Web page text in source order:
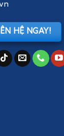
HỆ NGAY!